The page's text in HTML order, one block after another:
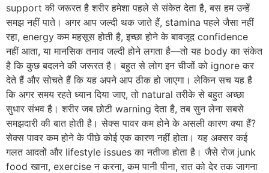
support की जरूरत है शरीर हमेशा पहले से संकेत देता है, बस हम उन्हें
समझ नहीं पाते। अगर आप जल्दी थक जाते हैं, stamina पहले जैसा नहीं
रहा, energy कम महसूस होती है, इच्छा होने के बावजूद confidence
नहीं आता, या मानसिक तनाव जल्दी होने लगता है—तो यह body का संकेत
है कि कुछ बदलने की जरूरत है। बहुत से लोग इन चीजों को ignore कर
देते हैं और सोचते हैं कि यह अपने आप ठीक हो जाएगा। लेकिन सच यह है
कि अगर समय रहते ध्यान दिया जाए, तो natural तरीके से बहुत अच्छा
सुधार संभव है। शरीर जब छोटी warning देता है, तब सुन लेना सबसे
समझदारी की बात होती है। सेक्स पावर कम होने के असली कारण क्या हैं?
सेक्स पावर कम होने के पीछे कोई एक कारण नहीं होता। यह अक्सर कई
गलत आदतों और lifestyle issues का नतीजा होता है। जैसे रोज junk
food खाना, exercise न करना, कम पानी पीना, रात को देर तक जागना